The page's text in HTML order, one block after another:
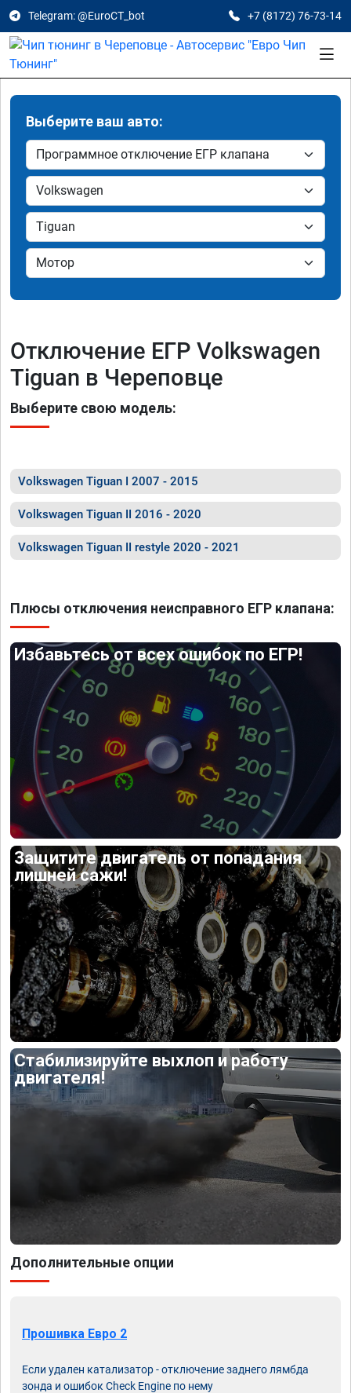
Telegram: @EuroCT_bot +7 (8172) 76-73-14
Выберите ваш авто:
Отключение ЕГР Volkswagen
Tiguan в Череповце
Выберите свою модель:
Volkswagen Tiguan I 2007 - 2015
Volkswagen Tiguan II 2016 - 2020
Volkswagen Tiguan II restyle 2020 - 2021
Плюсы отключения неисправного ЕГР клапана:
Избавьтесь от всех ошибок по ЕГР!
Защитите двигатель от попадания
лишней сажи!
Стабилизируйте выхлоп и работу
двигателя!
Дополнительные опции
Прошивка Евро 2
Если удален катализатор - отключение заднего лямбда
зонда и ошибок Check Engine по нему